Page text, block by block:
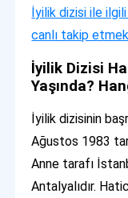
İyilik dizisi ile
canlı takip etmek
İyilik Dizisi
Yaşında?
İyilik dizisinin
Ağustos 1983
Anne tarafı
Antalyalıdır.